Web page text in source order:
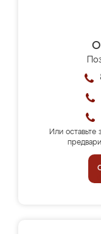
Или оставьте